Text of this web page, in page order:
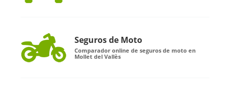
Seguros de Moto
Comparador online de seguros de moto en
Mollet del Vallès